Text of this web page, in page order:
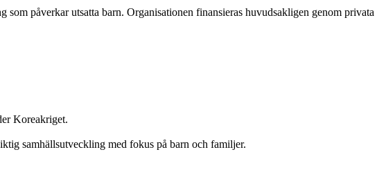
påverkar utsatta barn. Organisationen finansieras huvudsakligen genom privata
Koreakriget.
samhällsutveckling med fokus på barn och familjer.